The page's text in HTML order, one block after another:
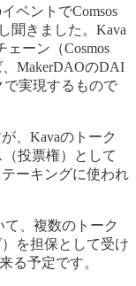
ベントでComsos
聞きました。Kava
ェーン（Cosmos
MakerDAOのDAI
で実現するもので
、Kavaのトーク
投票権）として
ーキングに使われ
て、複数のトーク
を担保として受け
る予定です。